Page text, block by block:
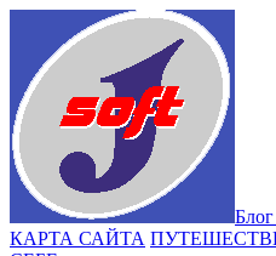
КАРТА САЙТА